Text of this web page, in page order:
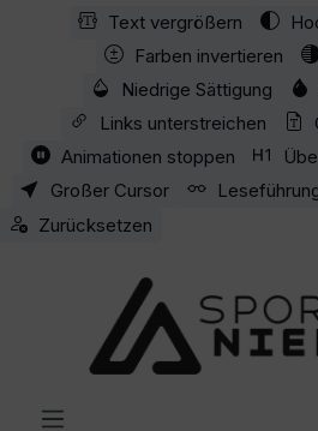
Zum Hauptinhalt springen
Text vergrößern
Farben invertieren
Niedrige Sättigung
Links unterstreichen
Animationen stoppen
Großer Cursor
Zurücksetzen